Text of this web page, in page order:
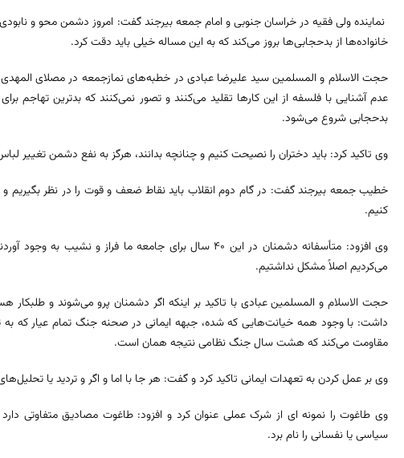
نماینده ولی فقیه در خراسان جنوبی و امام جمعه بیرجند گفت: امروز دشمن محو و نابودی
خانواده‌ها از بدحجابی‌ها بروز می‌کند که به این مساله خیلی باید دقت کرد.
حجت الاسلام و المسلمین سید علیرضا عبادی در خطبه‌های نمازجمعه در مصلای
عدم آشنایی با فلسفه از این کارها تقلید می‌کنند و تصور نمی‌کنند که بدترین تهاجم
بدحجابی شروع می‌شود.
وی تاکید کرد: باید دختران را نصیحت کنیم و چنانچه بدانند، هرگز به نفع دشمن تغییر
خطیب جمعه بیرجند گفت: در گام دوم انقلاب باید نقاط ضعف و قوت را در نظر بگیریم
کنیم.
وی افزود: متأسفانه دشمنان در این ۴۰ سال برای جامعه ما
می‌کردیم اصلاً مشکل نداشتیم.
حجت الاسلام و المسلمین عبادی با تاکید بر اینکه اگر دشمنان پرو می‌شوند و
داشت: با وجود همه خیانت‌هایی که شده، جبهه ایمانی در صحنه جنگ تمام عیار که به
مقاومت می‌کند که هشت سال جنگ نظامی نتیجه همان است.
وی بر عمل کردن به تعهدات ایمانی تاکید کرد و گفت: هر جا با اما و اگر و تردید یا
وی طاغوت را نمونه ای از شرک عملی عنوان کرد و افزود: طاغوت مصادیق متفاوتی
سیاسی یا نفسانی را نام برد.